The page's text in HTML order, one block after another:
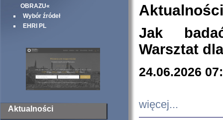
OBRAZU«
Wybór źródeł
EHRI PL
Aktualności
Aktualności
Jak
Warsztat
24.06.2026
więcej...